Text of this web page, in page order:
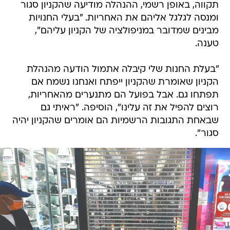
תקווה, באופן רשמי, ההנהלה מודיעה שהקניון סגור
ומנסה לגלגל אליהם את האחריות. "בעלי החנויות
מבינים שמדובר במניפולציה של הקניון עליהם",
טענה.
"בעלת החנות שלי קיבלה אתמול הודעה מהנהלת
הקניון שאומרת שהקניון ייפתח ואנחנו נשמח אם
תפתחו גם. אבל בפועל הם מתנערים מהאחריות,
רוצים להפיל את זה עלינו", הוסיפה. "ראיתי גם
שבאחת התגובות הרשמיות הם אומרים שהקניון יהיה
סגור".